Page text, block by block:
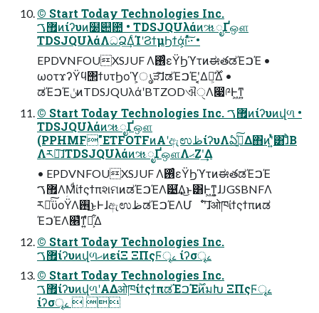
© Start Today Technologies Inc.
޿ࠂͷίʔυͷ໰୊఺ • TDSJQUλάͷૠೖҐஔ
TDSJQUλάΛධՁ͢ΔͨΊʹϨϯμϦϯά͕ࢭ·ͬͯ͠·͏ •
EPDVNFOUXSJUF Λ࢖ͬͨεΫϦϓτͷಈతಡΈࠐΈ •
ωοτϫʔΫϥ΢ϯυτϦοϓ͕ൃੜ͠ɺಡΈࠐΈʹ͔͔Δ͕࣌ؒ૿͑Δ •
ಡΈࠐΈݩͷTDSJQUλάʹBTZODଐੑΛ෇༩Ͱ͖ͳ͍
© Start Today Technologies Inc. ޿ࠂͷίʔυͷվળ •
TDSJQUλάͷૠೖҐஔ
(PPHMF"ETFOTFͷΑ͏ʹඇಉظίʔυΛఏڙ͍ͯ͠Δ΋ͷʹ͍ͭͯ͸ɺͦͪΒ
Λར༻͠ɺTDSJQUλάͷૠೖҐஔΛޙΖʹ͢Δ
• EPDVNFOUXSJUF Λ࢖ͬͨεΫϦϓτͷಈతಡΈࠐΈ
޿ࠂΛؚΜͩίϯςϯπશମͷಡΈࠐΈΛ୹͘͢Δ͜ͱ͸Ͱ͖ͳ͍͕ɺJGSBNFΛ
ར༻ͨ͠ϋοΫΛ࢖͏͜ͱͰɺඇಉظಡΈࠐΈΛՄೳʹ͠ɺओཁίϯςϯπͷಡ
ΈࠐΈΛ๦͛ͳ͍ํ๏͕͋Δ
© Start Today Technologies Inc.
޿ࠂίʔυͷվળޙͷείΞ ΞΠςϜৄࡉ ίʔσৄࡉ
© Start Today Technologies Inc.
޿ࠂίʔυͷվળʹΑΔओཁίϯςϯπಡΈࠐΈ࣌ؒͷมԽ ΞΠςϜৄࡉ
ίʔσৄࡉ  